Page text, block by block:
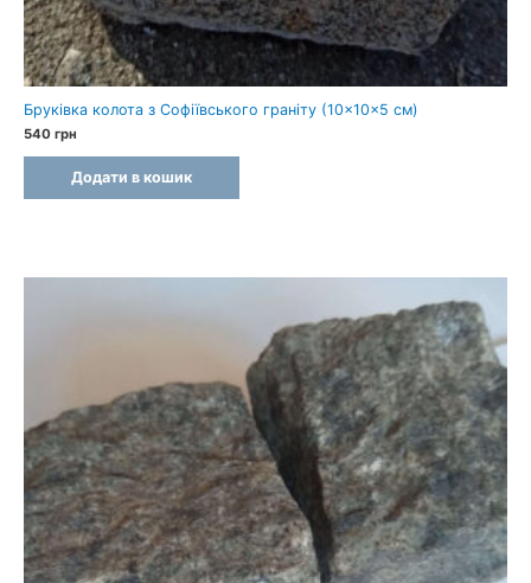
Бруківка колота з Софіївського граніту (10×10×5 см)
540 грн
Додати в кошик